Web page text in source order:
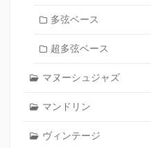
多弦ベース
超多弦ベース
マヌーシュジャズ
マンドリン
ヴィンテージ